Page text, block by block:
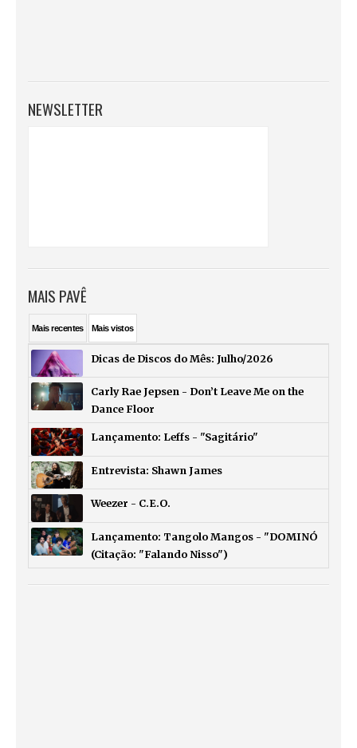
NEWSLETTER
MAIS PAVÊ
Maisrecentes Maisvistos
Dicas de Discos do Mês: Julho/2026
Carly Rae Jepsen - Don’t Leave Me on the
Dance Floor
Lançamento: Leffs - "Sagitário"
Entrevista: Shawn James
Weezer - C.E.O.
Lançamento: Tangolo Mangos - "DOMINÓ
(Citação: "Falando Nisso")